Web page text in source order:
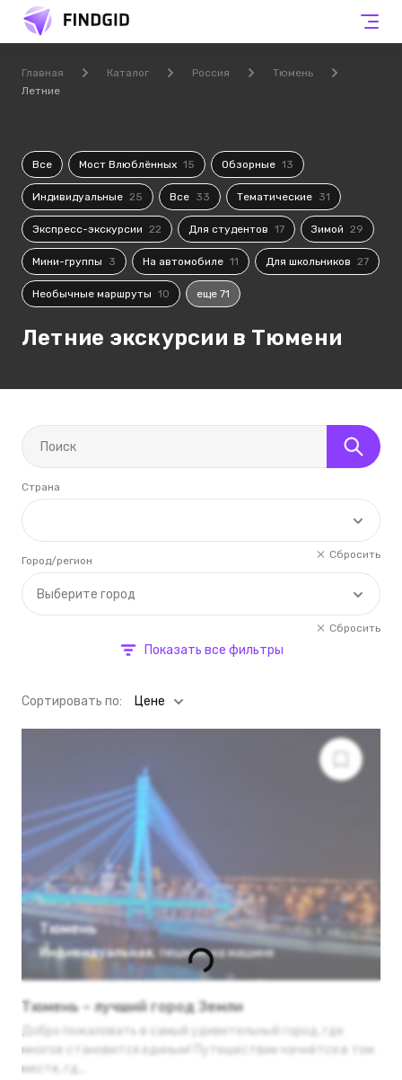
Главная Каталог Россия
Тюмень
Летние
Все Мост Влюблённых 15 Обзорные 13
Индивидуальные 25 Все 33 Тематические 31
Экспресс-экскурсии 22 Для студентов 17 Зимой 29
Мини-группы 3 На автомобиле 11 Для школьников 27
Необычные маршруты 10 еще 71
Летние экскурсии в Тюмени
Страна
Сбросить
Выберите город
Город/регион
Сбросить
Показать все фильтры
Cортировать по: Цене
Тюмень
Индивидуальная, пешком, на машине
Тюмень – лучший город Земли
Добро пожаловать в самый удивительный город, где
многое становится единым! Путешествие начнётся в том
месте, гд...